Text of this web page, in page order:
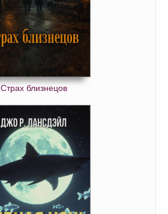
Страх близнецов